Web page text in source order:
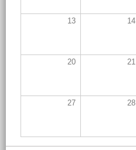
13 14
20 21
27 28